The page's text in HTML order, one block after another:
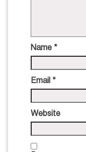
Name *
Email *
Website